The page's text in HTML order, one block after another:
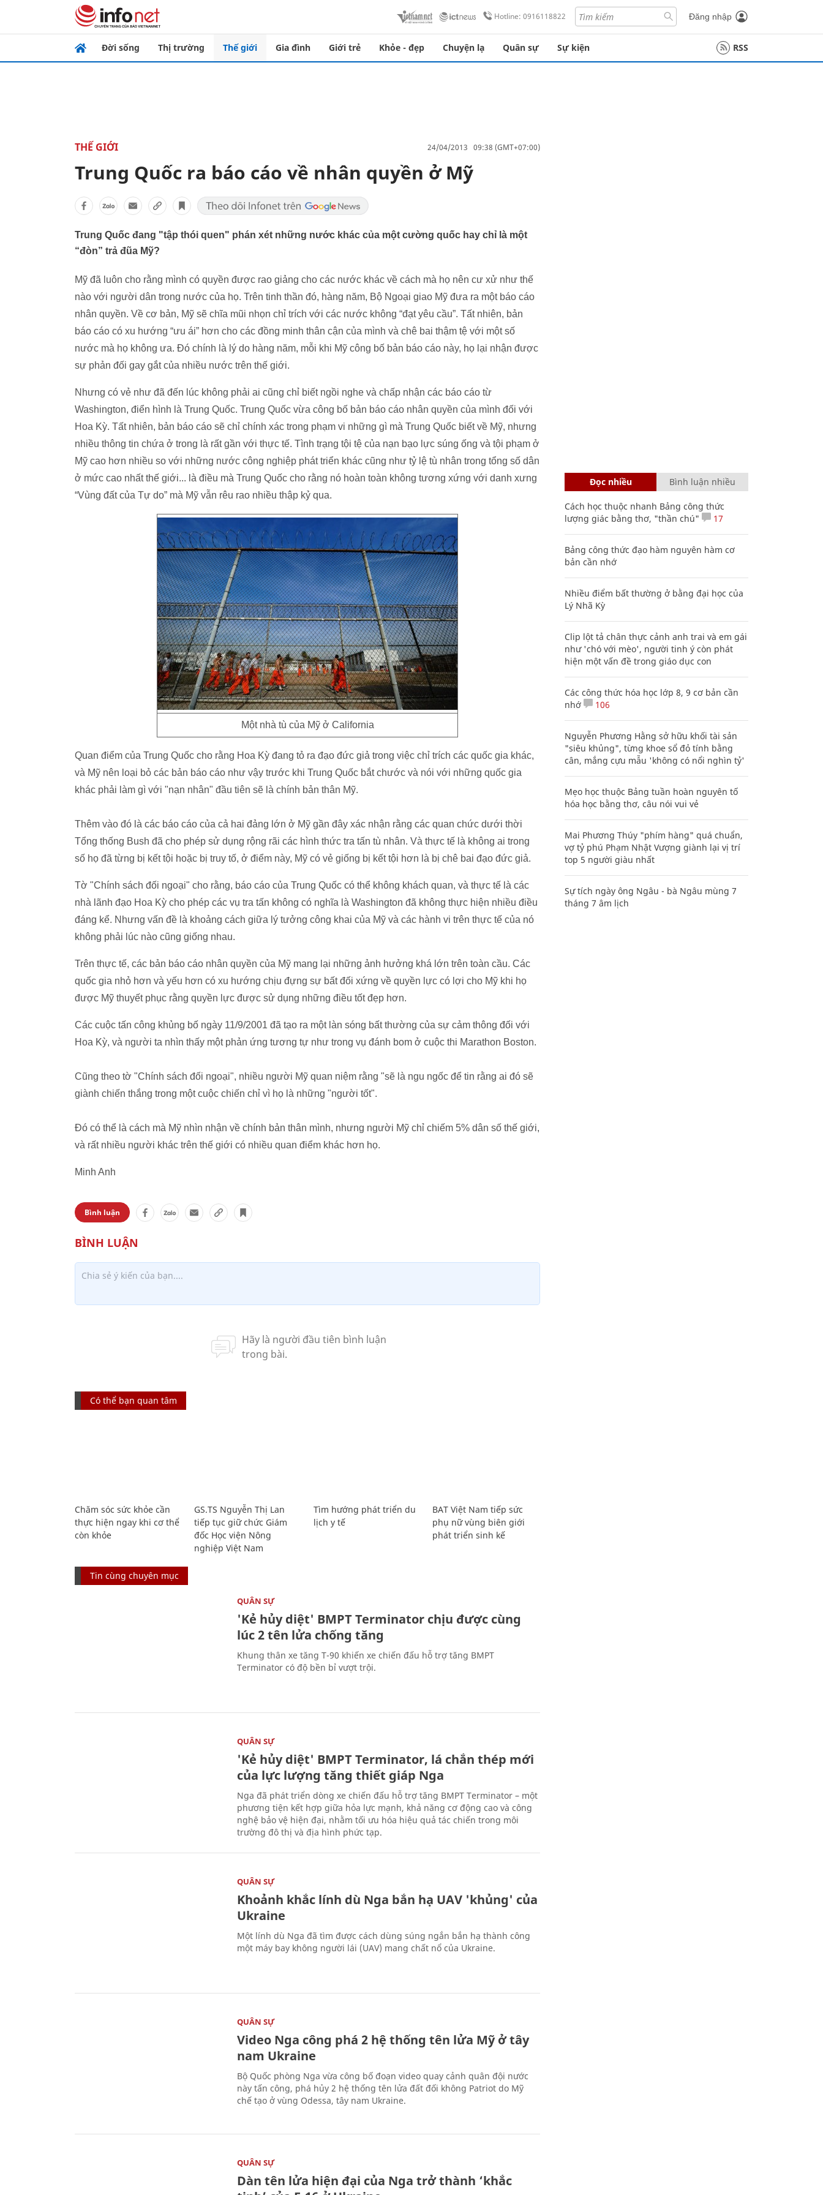
Hotline: 0916118822 Đăng nhập
Đời sống Thị trường Thế giới Gia đình Giới trẻ Khỏe - đẹp Chuyện lạ Quân sự Sự kiện RSS
THẾ GIỚI 24/04/2013 09:38 (GMT+07:00)
Trung Quốc ra báo cáo về nhân quyền ở Mỹ
Trung Quốc đang "tập thói quen" phán xét những nước khác của một cường quốc hay chỉ là một
“đòn” trả đũa Mỹ?
Mỹ đã luôn cho rằng mình có quyền được rao giảng cho các nước khác về cách mà họ nên cư xử như thế
nào với người dân trong nước của họ. Trên tinh thần đó, hàng năm, Bộ Ngoại giao Mỹ đưa ra một báo cáo
nhân quyền. Về cơ bản, Mỹ sẽ chĩa mũi nhọn chỉ trích với các nước không “đạt yêu cầu”. Tất nhiên, bản
báo cáo có xu hướng “ưu ái” hơn cho các đồng minh thân cận của mình và chê bai thậm tệ với một số
nước mà họ không ưa. Đó chính là lý do hàng năm, mỗi khi Mỹ công bố bản báo cáo này, họ lại nhận được
sự phản đối gay gắt của nhiều nước trên thế giới.
Nhưng có vẻ như đã đến lúc không phải ai cũng chỉ biết ngồi nghe và chấp nhận các báo cáo từ
Washington, điển hình là Trung Quốc. Trung Quốc vừa công bố bản báo cáo nhân quyền của mình đối với
Hoa Kỳ. Tất nhiên, bản báo cáo sẽ chỉ chính xác trong phạm vi những gì mà Trung Quốc biết về Mỹ, nhưng
nhiều thông tin chứa ở trong là rất gần với thực tế. Tình trạng tội tệ của nạn bạo lực súng ống và tội phạm ở
Mỹ cao hơn nhiều so với những nước công nghiệp phát triển khác cũng như tỷ lệ tù nhân trong tổng số dân
ở mức cao nhất thế giới... là điều mà Trung Quốc cho rằng nó hoàn toàn không tương xứng với danh xưng
“Vùng đất của Tự do” mà Mỹ vẫn rêu rao nhiều thập kỷ qua.
Một nhà tù của Mỹ ở California
Quan điểm của Trung Quốc cho rằng Hoa Kỳ đang tỏ ra đạo đức giả trong việc chỉ trích các quốc gia khác,
và Mỹ nên loại bỏ các bản báo cáo như vậy trước khi Trung Quốc bắt chước và nói với những quốc gia
khác phải làm gì với "nạn nhân" đầu tiên sẽ là chính bản thân Mỹ.
Thêm vào đó là các báo cáo của cả hai đảng lớn ở Mỹ gần đây xác nhận rằng các quan chức dưới thời
Tổng thống Bush đã cho phép sử dụng rộng rãi các hình thức tra tấn tù nhân. Và thực tế là không ai trong
số họ đã từng bị kết tội hoặc bị truy tố, ở điểm này, Mỹ có vẻ giống bị kết tội hơn là bị chê bai đạo đức giả.
Tờ "Chính sách đối ngoại" cho rằng, báo cáo của Trung Quốc có thể không khách quan, và thực tế là các
nhà lãnh đạo Hoa Kỳ cho phép các vụ tra tấn không có nghĩa là Washington đã không thực hiện nhiều điều
đáng kể. Nhưng vấn đề là khoảng cách giữa lý tưởng công khai của Mỹ và các hành vi trên thực tế của nó
không phải lúc nào cũng giống nhau.
Trên thực tế, các bản báo cáo nhân quyền của Mỹ mang lại những ảnh hưởng khá lớn trên toàn cầu. Các
quốc gia nhỏ hơn và yếu hơn có xu hướng chịu đựng sự bất đối xứng về quyền lực có lợi cho Mỹ khi họ
được Mỹ thuyết phục rằng quyền lực được sử dụng những điều tốt đẹp hơn.
Các cuộc tấn công khủng bố ngày 11/9/2001 đã tạo ra một làn sóng bất thường của sự cảm thông đối với
Hoa Kỳ, và người ta nhìn thấy một phản ứng tương tự như trong vụ đánh bom ở cuộc thi Marathon Boston.
Cũng theo tờ "Chính sách đối ngoại", nhiều người Mỹ quan niệm rằng "sẽ là ngu ngốc để tin rằng ai đó sẽ
giành chiến thắng trong một cuộc chiến chỉ vì họ là những "người tốt".
Đó có thể là cách mà Mỹ nhìn nhận về chính bản thân mình, nhưng người Mỹ chỉ chiếm 5% dân số thế giới,
và rất nhiều người khác trên thế giới có nhiều quan điểm khác hơn họ.
Minh Anh
Bình luận
Có thể bạn quan tâm
Chăm sóc sức khỏe cần
thực hiện ngay khi cơ thể
còn khỏe
GS.TS Nguyễn Thị Lan
tiếp tục giữ chức Giám
đốc Học viện Nông
nghiệp Việt Nam
Tìm hướng phát triển du
lịch y tế
BAT Việt Nam tiếp sức
phụ nữ vùng biên giới
phát triển sinh kế
Tin cùng chuyên mục
QUÂN SỰ
'Kẻ hủy diệt' BMPT Terminator chịu được cùng
lúc 2 tên lửa chống tăng
Khung thân xe tăng T-90 khiến xe chiến đấu hỗ trợ tăng BMPT
Terminator có độ bền bỉ vượt trội.
QUÂN SỰ
'Kẻ hủy diệt' BMPT Terminator, lá chắn thép mới
của lực lượng tăng thiết giáp Nga
Nga đã phát triển dòng xe chiến đấu hỗ trợ tăng BMPT Terminator – một
phương tiện kết hợp giữa hỏa lực mạnh, khả năng cơ động cao và công
nghệ bảo vệ hiện đại, nhằm tối ưu hóa hiệu quả tác chiến trong môi
trường đô thị và địa hình phức tạp.
QUÂN SỰ
Khoảnh khắc lính dù Nga bắn hạ UAV 'khủng' của
Ukraine
Một lính dù Nga đã tìm được cách dùng súng ngắn bắn hạ thành công
một máy bay không người lái (UAV) mang chất nổ của Ukraine.
QUÂN SỰ
Video Nga công phá 2 hệ thống tên lửa Mỹ ở tây
nam Ukraine
Bộ Quốc phòng Nga vừa công bố đoạn video quay cảnh quân đội nước
này tấn công, phá hủy 2 hệ thống tên lửa đất đối không Patriot do Mỹ
chế tạo ở vùng Odessa, tây nam Ukraine.
QUÂN SỰ
Dàn tên lửa hiện đại của Nga trở thành ‘khắc
Đọc nhiều Bình luận nhiều
Cách học thuộc nhanh Bảng công thức
lượng giác bằng thơ, "thần chú"
17
Bảng công thức đạo hàm nguyên hàm cơ
bản cần nhớ
Nhiều điểm bất thường ở bằng đại học của
Lý Nhã Kỳ
Clip lột tả chân thực cảnh anh trai và em gái
như 'chó với mèo', người tinh ý còn phát
hiện một vấn đề trong giáo dục con
Các công thức hóa học lớp 8, 9 cơ bản cần
nhớ
106
Nguyễn Phương Hằng sở hữu khối tài sản
"siêu khủng", từng khoe sổ đỏ tính bằng
cân, mắng cựu mẫu 'không có nổi nghìn tỷ'
Mẹo học thuộc Bảng tuần hoàn nguyên tố
hóa học bằng thơ, câu nói vui vẻ
Mai Phương Thúy "phím hàng" quá chuẩn,
vợ tỷ phú Phạm Nhật Vượng giành lại vị trí
top 5 người giàu nhất
Sự tích ngày ông Ngâu - bà Ngâu mùng 7
tháng 7 âm lịch